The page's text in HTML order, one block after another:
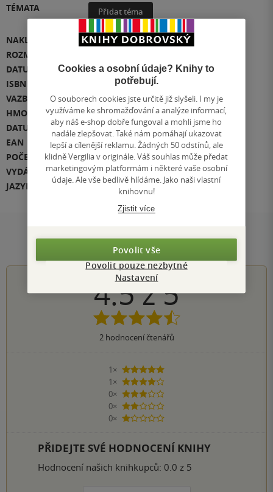
TÉMATA Přidat téma
NAKLADATEL
TAKTIK
ROZMĚR
DATUM VYDÁNÍ
28.08.2020
ISBN
978-80-7563-295-1
VAZBA
měkká vazba
HMOTNOST
312 g
DATUM DOTISKU
7.10.2020
EAN
9788075632951
POČET STRAN
112
VYDÁNÍ
1
JAZYK
čeština
Hodnocení a recenze čtenářů
4.5z5
2hodnocení čtenářů
1×
5 hvězdiček
1×
4 hvězdičky
0×
3 hvězdičky
0×
2 hvězdičky
0×
1 hvezdička
PŘIDEJTE SVÉ HODNOCENÍ KNIHY
Hodnocení našich knihkupců: 0.0 z 5
Cookies a osobní údaje? Knihy to
potřebují.
O souborech cookies jste určitě již slyšeli. I my je
využíváme ke shromažďování a analýze informací,
aby náš e-shop dobře fungoval a mohli jsme ho
nadále zlepšovat. Také nám pomáhají ukazovat
lepší a cílenější reklamu. Žádných 50 odstínů, ale
klidně Vergilia v originále. Váš souhlas může předat
marketingovým platformám i některé vaše osobní
údaje. Ale vše bedlivě hlídáme. Jako naši vlastní
knihovnu!
Zjistit více
Povolit vše
Povolit pouze nezbytné
Nastavení